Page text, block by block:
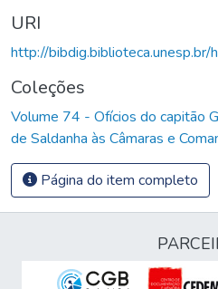
URI
http://
Coleções
Volume 74 - Ofícios do capitão
de Saldanha às Câmaras e
Página do item completo